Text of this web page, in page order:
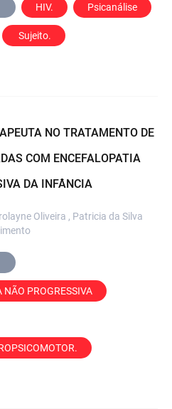
HIV. Psicanálise
Sujeito.
NO TRATAMENTO DE
COM ENCEFALOPATIA
DA INFÂNCIA
Oliveira , Patricia da Silva
NÃO PROGRESSIVA